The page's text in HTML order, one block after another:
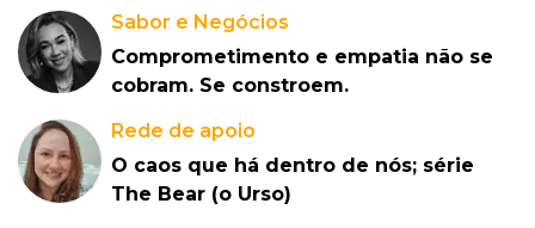
Sabor e Negócios
Comprometimento e empatia não se
cobram. Se constroem.
Rede de apoio
O caos que há dentro de nós; série
The Bear (o Urso)